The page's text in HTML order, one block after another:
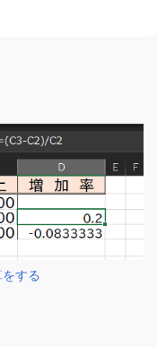
する